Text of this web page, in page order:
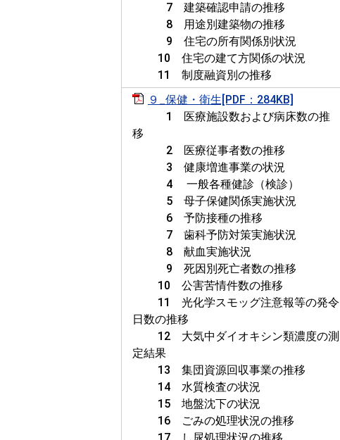
7 建築確認申請の推移
8 用途別建築物の推移
9 住宅の所有関係別状況
10 住宅の建て方関係の状況
11 制度融資別の推移
９_保健・衛生[PDF：284KB]
1 医療施設数および病床数の推
移
2 医療従事者数の推移
3 健康増進事業の状況
4 一般各種健診（検診）
5 母子保健関係実施状況
6 予防接種の推移
7 歯科予防対策実施状況
8 献血実施状況
9 死因別死亡者数の推移
10 公害苦情件数の推移
11 光化学スモッグ注意報等の発令
日数の推移
12 大気中ダイオキシン類濃度の測
定結果
13 集団資源回収事業の推移
14 水質検査の状況
15 地盤沈下の状況
16 ごみの処理状況の推移